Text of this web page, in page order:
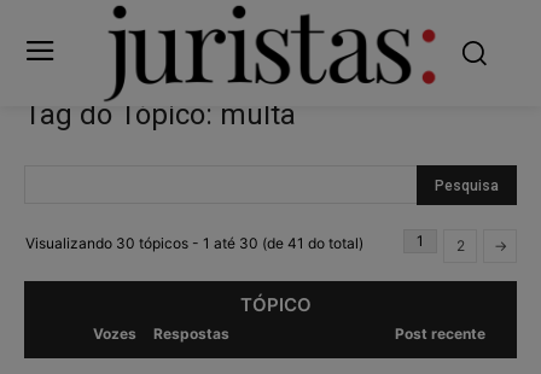
Tag do Tópico: multa
Visualizando 30 tópicos - 1 até 30 (de 41 do total) 1 2 →
TÓPICO
Vozes Respostas Post recente